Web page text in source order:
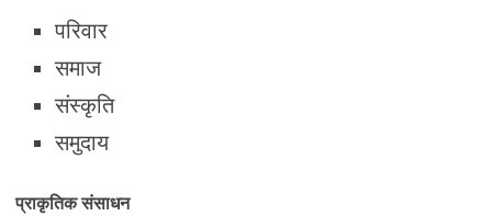
परिवार
समाज
संस्कृति
समुदाय
प्राकृतिक संसाधन